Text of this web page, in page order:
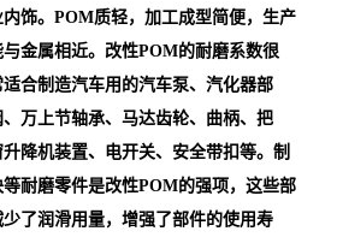
饰。POM质轻，加工成型简便，生产
金属相近。改性POM的耐磨系数很
合制造汽车用的汽车泵、汽化器部
万上节轴承、马达齿轮、曲柄、把
降机装置、电开关、安全带扣等。制
耐磨零件是改性POM的强项，这些部
了润滑用量，增强了部件的使用寿